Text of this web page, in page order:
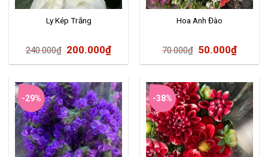
Ly Kép Trắng
240.000₫ 200.000₫
Hoa Anh Đào
70.000₫ 50.000₫
-29% -38%